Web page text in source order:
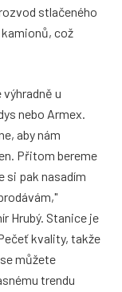
stlačeného
což
výhradně u
nebo Armex.
aby nám
Přitom bereme
si pak nasadím
Hrubý. Stanice je
kvality, takže
můžete
trendu